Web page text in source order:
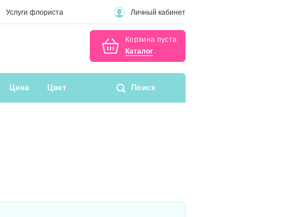
Услуги флориста Личный кабинет
Корзина пуста
Каталог
Цена Цвет Поиск